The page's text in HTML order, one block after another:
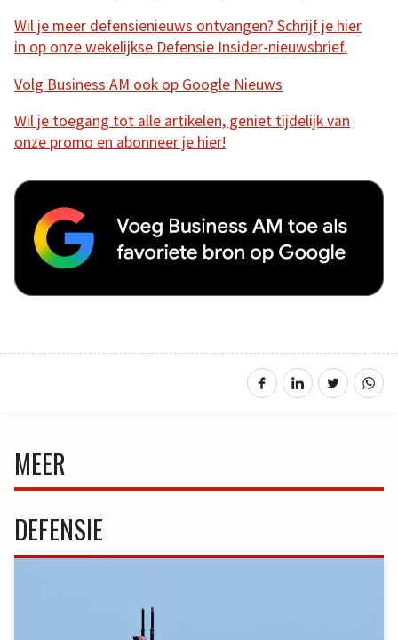
Wil je meer defensienieuws ontvangen? Schrijf je hier
in op onze wekelijkse Defensie Insider-nieuwsbrief.
Volg Business AM ook op Google Nieuws
Wil je toegang tot alle artikelen, geniet tijdelijk van
onze promo en abonneer je hier!
MEER
DEFENSIE